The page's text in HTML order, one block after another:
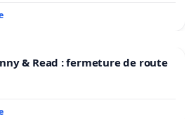
& Read : fermeture de route